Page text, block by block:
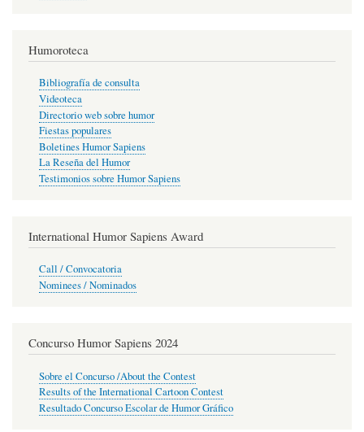
Humoroteca
Bibliografía de consulta
Videoteca
Directorio web sobre humor
Fiestas populares
Boletines Humor Sapiens
La Reseña del Humor
Testimonios sobre Humor Sapiens
International Humor Sapiens Award
Call / Convocatoria
Nominees / Nominados
Concurso Humor Sapiens 2024
Sobre el Concurso /About the Contest
Results of the International Cartoon Contest
Resultado Concurso Escolar de Humor Gráfico